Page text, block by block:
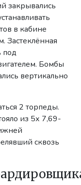
закрывались
в кабине
Застеклённая
под
Бомбы
вертикально
2 торпеды.
из 5х 7,69-
сквозь